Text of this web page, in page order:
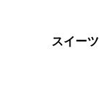
スイーツ